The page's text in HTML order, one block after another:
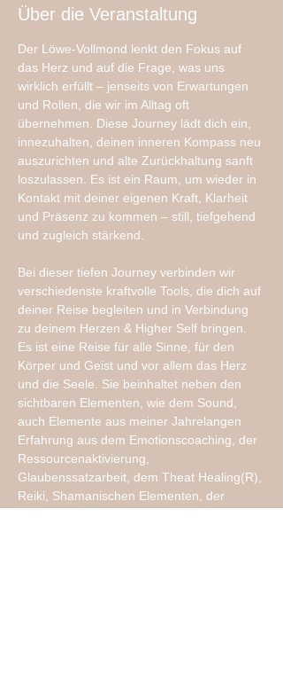
Über die Veranstaltung
Der Löwe-Vollmond lenkt den Fokus auf
das Herz und auf die Frage, was uns
wirklich erfüllt – jenseits von Erwartungen
und Rollen, die wir im Alltag oft
übernehmen. Diese Journey lädt dich ein,
innezuhalten, deinen inneren Kompass neu
auszurichten und alte Zurückhaltung sanft
loszulassen. Es ist ein Raum, um wieder in
Kontakt mit deiner eigenen Kraft, Klarheit
und Präsenz zu kommen – still, tiefgehend
und zugleich stärkend.
Bei dieser tiefen Journey verbinden wir
verschiedenste kraftvolle Tools, die dich auf
deiner Reise begleiten und in Verbindung
zu deinem Herzen & Higher Self bringen.
Es ist eine Reise für alle Sinne, für den
Körper und Geist und vor allem das Herz
und die Seele. Sie beinhaltet neben den
sichtbaren Elementen, wie dem Sound,
auch Elemente aus meiner Jahrelangen
Erfahrung aus dem Emotionscoaching, der
Ressourcenaktivierung,
Glaubenssatzarbeit, dem Theat Healing(R),
Reiki, Shamanischen Elementen, der